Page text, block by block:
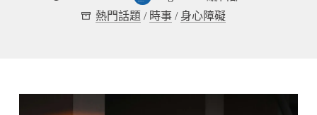
熱門話題 / 時事 / 身心障礙